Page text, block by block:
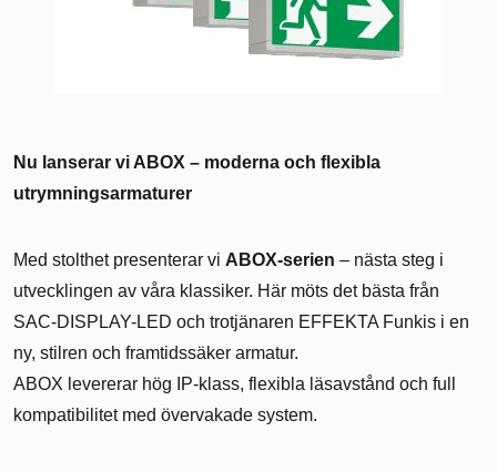
Nu lanserar vi ABOX – moderna och flexibla
utrymningsarmaturer
Med stolthet presenterar vi ABOX-serien – nästa steg i
utvecklingen av våra klassiker. Här möts det bästa från
SAC-DISPLAY-LED och trotjänaren EFFEKTA Funkis i en
ny, stilren och framtidssäker armatur.
ABOX levererar hög IP-klass, flexibla läsavstånd och full
kompatibilitet med övervakade system.